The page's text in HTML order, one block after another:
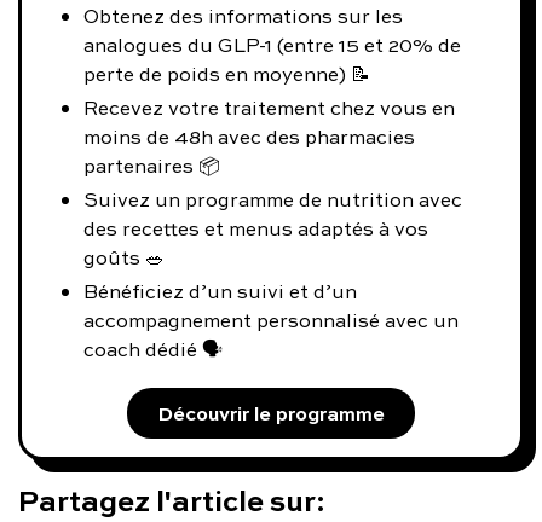
Obtenez des informations sur les
analogues du GLP-1 (entre 15 et 20% de
perte de poids en moyenne) 📝
Recevez votre traitement chez vous en
moins de 48h avec des pharmacies
partenaires 📦
Suivez un programme de nutrition avec
des recettes et menus adaptés à vos
goûts 🥗
Bénéficiez d’un suivi et d’un
accompagnement personnalisé avec un
coach dédié 🗣️
Découvrir le programme
Partagez l'article sur: